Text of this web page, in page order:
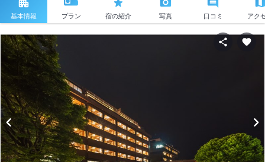
基本情報 プラン 宿の紹介 写真 口コミ アク